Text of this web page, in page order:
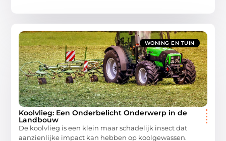
WONING EN TUIN
Koolvlieg: Een Onderbelicht Onderwerp in de
Landbouw
De koolvlieg is een klein maar schadelijk insect dat
aanzienlijke impact kan hebben op koolgewassen.